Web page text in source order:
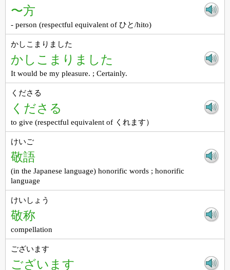
〜方
- person (respectful equivalent of ひと/hito)
かしこまりました
かしこまりました
It would be my pleasure. ; Certainly.
くださる
くださる
to give (respectful equivalent of くれます）
けいご
敬語
(in the Japanese language) honorific words ; honorific
language
けいしょう
敬称
compellation
ございます
ございます